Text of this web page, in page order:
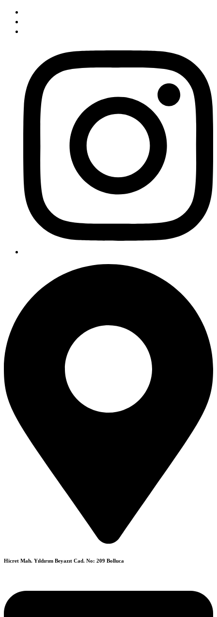
İçeriğe
Hicret Mah. Yıldırım Beyazıt Cad. No: 209 Bolluca